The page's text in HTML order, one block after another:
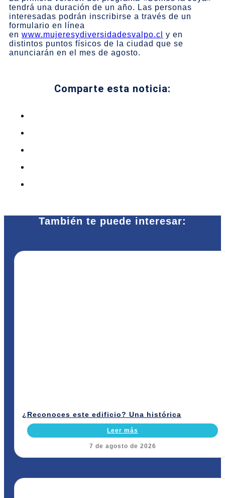
tendrá una duración de un año. Las personas
interesadas podrán inscribirse a través de un
formulario en línea
en www.mujeresydiversidadesvalpo.cl
y en
distintos puntos físicos de la ciudad que se
anunciarán en el mes de agosto.
Comparte esta noticia:
También te puede interesar:
¿Reconoces este edificio? Una histórica
Leer más
7 de agosto de 2026